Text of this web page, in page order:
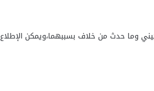
والبكيني وما حدث من خلاف بسببهما،ويمكن الإطلاع